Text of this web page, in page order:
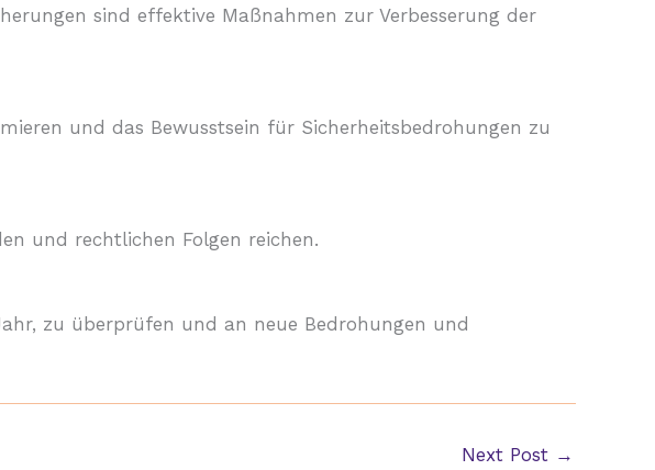
sind effektive Maßnahmen zur Verbesserung der
und das Bewusstsein für Sicherheitsbedrohungen zu
und rechtlichen Folgen reichen.
zu überprüfen und an neue Bedrohungen und
Next Post →